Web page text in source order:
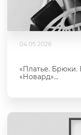
04.05.2026
«Платье. Брюки.
«Новард»...